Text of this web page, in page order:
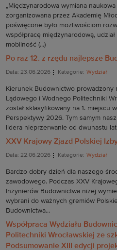
„Międzynarodowa wymiana
zorganizowana przez Akademię
poświęcone było możliwościom
współpracę międzynarodową,
mobilność (...)
Po raz 12. z rzędu najlepsze
Data: 23.06.2026 Kategorie: Wydział
Kierunek Budownictwo prowadzony
Lądowego i Wodnego Politechniki
został sklasyfikowany na 1. miejscu
Perspektywy 2026. Tym samym
lidera nieprzerwanie od dwunastu lat.
XXV Krajowy Zjazd Polskiej
Data: 22.06.2026 Kategorie: Wydział
Bardzo dobry dzień dla naszego
zawodowego. Podczas XXV
Inżynierów Budownictwa niżej
wybrani do ważnych gremiów
Budownictwa...
Współpraca Wydziału
Politechniki Wrocławskiej ze
Podsumowanie XIII edycji